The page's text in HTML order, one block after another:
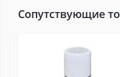
Сопутствующие